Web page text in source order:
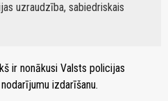
uzraudzība, sabiedriskais
ir nonākusi Valsts policijas
izdarīšanu.